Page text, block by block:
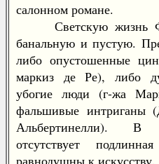
салонном романе.
Светскую жизнь
банальную и пустую.
либо опустошенные
маркиз де Ре), либо
убогие люди (г-жа
фальшивые интриганы
Альбертинелли). В
отсутствует
равнодушны к искусству.